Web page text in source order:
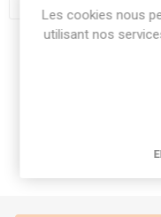
Les cookies nous
utilisant nos